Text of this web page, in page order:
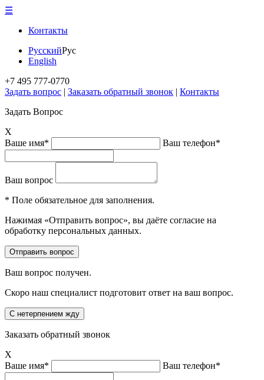
☰
Контакты
РусскийРус
English
+7 495 777-0770
Задать вопрос | Заказать обратный звонок | Контакты
Задать Вопрос
X
Ваше имя*
Ваш телефон*
Ваш вопрос
* Поле обязательное для заполнения.
Нажимая «Отправить вопрос», вы даёте согласие на
обработку персональных данных.
Ваш вопрос получен.
Скоро наш специалист подготовит ответ на ваш вопрос.
Заказать обратный звонок
X
Ваше имя*
Ваш телефон*